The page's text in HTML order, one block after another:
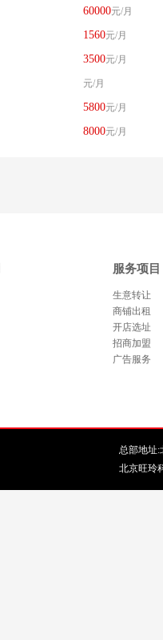
60000元/月
1560元/月
3500元/月
元/月
5800元/月
8000元/月
服务项目
生意转让
商铺出租
开店选址
招商加盟
广告服务
总部地址:
北京旺玲